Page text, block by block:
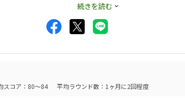
続きを読む
スコア：80～84
平均ラウンド数：1ヶ月に2回程度